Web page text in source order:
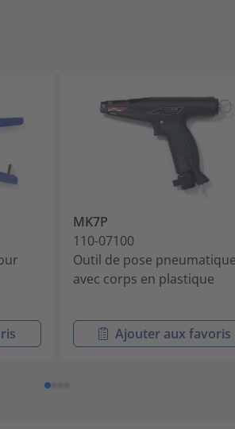
MK7P
110-07100
Outil de pose pneumatique
avec corps en plastique
Ajouter aux favoris